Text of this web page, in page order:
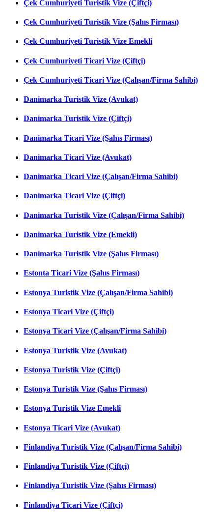
Çek Cumhuriyeti Turistik Vize (Çiftçi)
Çek Cumhuriyeti Turistik Vize (Şahıs Firması)
Çek Cumhuriyeti Turistik Vize Emekli
Çek Cumhuriyeti Ticari Vize (Çiftçi)
Çek Cumhuriyeti Ticari Vize (Çalışan/Firma Sahibi)
Danimarka Turistik Vize (Avukat)
Danimarka Turistik Vize (Çiftçi)
Danimarka Ticari Vize (Şahıs Firması)
Danimarka Ticari Vize (Avukat)
Danimarka Ticari Vize (Çalışan/Firma Sahibi)
Danimarka Ticari Vize (Çiftçi)
Danimarka Turistik Vize (Çalışan/Firma Sahibi)
Danimarka Turistik Vize (Emekli)
Danimarka Turistik Vize (Şahıs Firması)
Estonta Ticari Vize (Şahıs Firması)
Estonya Turistik Vize (Çalışan/Firma Sahibi)
Estonya Ticari Vize (Çiftçi)
Estonya Ticari Vize (Çalışan/Firma Sahibi)
Estonya Turistik Vize (Avukat)
Estonya Turistik Vize (Çiftçi)
Estonya Turistik Vize (Şahıs Firması)
Estonya Turistik Vize Emekli
Estonya Ticari Vize (Avukat)
Finlandiya Turistik Vize (Çalışan/Firma Sahibi)
Finlandiya Turistik Vize (Çiftçi)
Finlandiya Turistik Vize (Şahıs Firması)
Finlandiya Ticari Vize (Çiftçi)